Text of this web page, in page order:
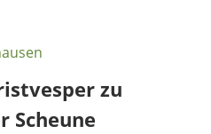
zu
Scheune